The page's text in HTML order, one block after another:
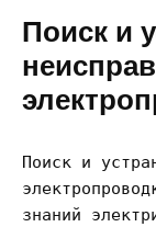
Поиск и
Поиск и
знаний